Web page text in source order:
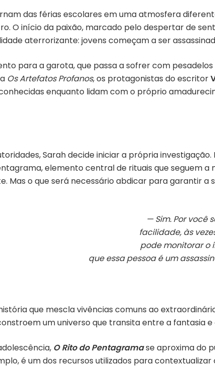
das férias escolares em uma atmosfera
O início da paixão, marcado pelo despertar de
aterrorizante: jovens começam a ser
para a garota, que passa a sofrer com
Os Artefatos Profanos, os protagonistas do escritor
enquanto lidam com o próprio
Sarah decide iniciar a própria
elemento central de rituais que seguem a
Mas o que será necessário abdicar para garantir a
— Sim. Por você
facilidade, às
pode monitorar o
que essa pessoa é um
que mescla vivências comuns ao
um universo que transita entre a fantasia
O Rito do Pentagramase aproxima do
é um dos recursos utilizados para contextualizar